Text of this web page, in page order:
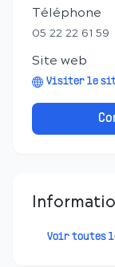
Téléphone
05 22 22 61 59
Site web
Visiter le
Voir toutes